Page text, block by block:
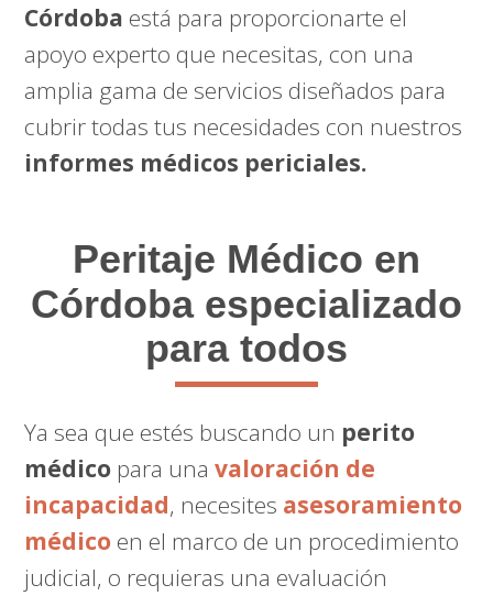
Córdoba está para proporcionarte el
apoyo experto que necesitas, con una
amplia gama de servicios diseñados para
cubrir todas tus necesidades con nuestros
informes médicos periciales.
Peritaje Médico en
Córdoba especializado
para todos
Ya sea que estés buscando un perito
médico para unavaloración de
incapacidad, necesites asesoramiento
médico en el marco de un procedimiento
judicial, o requieras una evaluación